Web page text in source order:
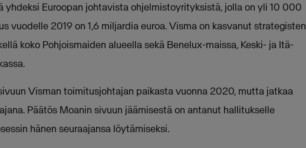
yhdeksi Euroopan johtavista ohjelmistoyrityksistä, jolla on yli 10 000
vuodelle 2019 on 1,6 miljardia euroa. Visma on kasvanut strategisten
koko Pohjoismaiden alueella sekä Benelux-maissa, Keski- ja Itä-
Visman toimitusjohtajan paikasta vuonna 2020, mutta jatkaa
Päätös Moanin sivuun jäämisestä on antanut hallitukselle
hänen seuraajansa löytämiseksi.